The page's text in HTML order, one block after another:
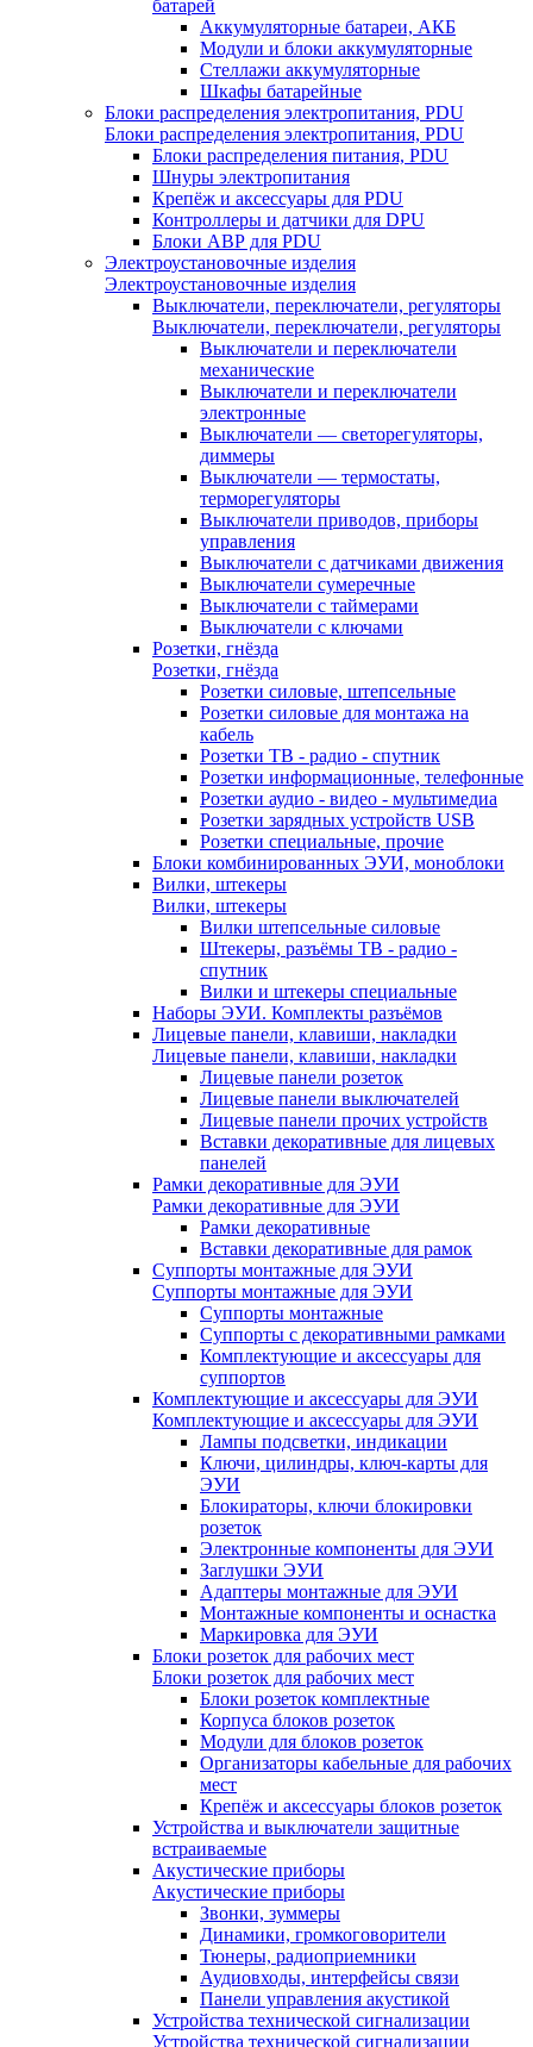
батарей
Аккумуляторные батареи, АКБ
Модули и блоки аккумуляторные
Стеллажи аккумуляторные
Шкафы батарейные
Блоки распределения электропитания, PDU
Блоки распределения электропитания, PDU
Блоки распределения питания, PDU
Шнуры электропитания
Крепёж и аксессуары для PDU
Контроллеры и датчики для DPU
Блоки АВР для PDU
Электроустановочные изделия
Электроустановочные изделия
Выключатели, переключатели, регуляторы
Выключатели, переключатели, регуляторы
Выключатели и переключатели
механические
Выключатели и переключатели
электронные
Выключатели — светорегуляторы,
диммеры
Выключатели — термостаты,
терморегуляторы
Выключатели приводов, приборы
управления
Выключатели с датчиками движения
Выключатели сумеречные
Выключатели с таймерами
Выключатели с ключами
Розетки, гнёзда
Розетки, гнёзда
Розетки силовые, штепсельные
Розетки силовые для монтажа на
кабель
Розетки ТВ - радио - спутник
Розетки информационные, телефонные
Розетки аудио - видео - мультимедиа
Розетки зарядных устройств USB
Розетки специальные, прочие
Блоки комбинированных ЭУИ, моноблоки
Вилки, штекеры
Вилки, штекеры
Вилки штепсельные силовые
Штекеры, разъёмы ТВ - радио -
спутник
Вилки и штекеры специальные
Наборы ЭУИ. Комплекты разъёмов
Лицевые панели, клавиши, накладки
Лицевые панели, клавиши, накладки
Лицевые панели розеток
Лицевые панели выключателей
Лицевые панели прочих устройств
Вставки декоративные для лицевых
панелей
Рамки декоративные для ЭУИ
Рамки декоративные для ЭУИ
Рамки декоративные
Вставки декоративные для рамок
Суппорты монтажные для ЭУИ
Суппорты монтажные для ЭУИ
Суппорты монтажные
Суппорты с декоративными рамками
Комплектующие и аксессуары для
суппортов
Комплектующие и аксессуары для ЭУИ
Комплектующие и аксессуары для ЭУИ
Лампы подсветки, индикации
Ключи, цилиндры, ключ-карты для
ЭУИ
Блокираторы, ключи блокировки
розеток
Электронные компоненты для ЭУИ
Заглушки ЭУИ
Адаптеры монтажные для ЭУИ
Монтажные компоненты и оснастка
Маркировка для ЭУИ
Блоки розеток для рабочих мест
Блоки розеток для рабочих мест
Блоки розеток комплектные
Корпуса блоков розеток
Модули для блоков розеток
Организаторы кабельные для рабочих
мест
Крепёж и аксессуары блоков розеток
Устройства и выключатели защитные
встраиваемые
Акустические приборы
Акустические приборы
Звонки, зуммеры
Динамики, громкоговорители
Тюнеры, радиоприемники
Аудиовходы, интерфейсы связи
Панели управления акустикой
Устройства технической сигнализации
Устройства технической сигнализации